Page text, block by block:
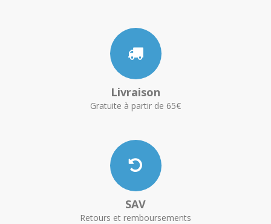
Livraison
Gratuite à partir de 65€
SAV
Retours et remboursements